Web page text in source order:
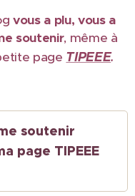
vous a plu, vous a
soutenir, même à
page TIPEEE.
soutenir
page TIPEEE